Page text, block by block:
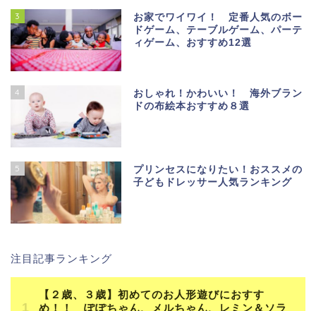
3
お家でワイワイ！ 定番人気のボー
ドゲーム、テーブルゲーム、パーテ
ィゲーム、おすすめ12選
4
おしゃれ！かわいい！ 海外ブラン
ドの布絵本おすすめ８選
5
プリンセスになりたい！おススメの
子どもドレッサー人気ランキング
注目記事ランキング